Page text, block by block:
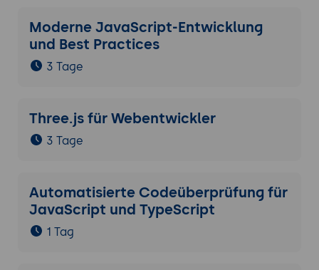
Moderne JavaScript-Entwicklung
und Best Practices
3 Tage
Three.js für Webentwickler
3 Tage
Automatisierte Codeüberprüfung für
JavaScript und TypeScript
1 Tag